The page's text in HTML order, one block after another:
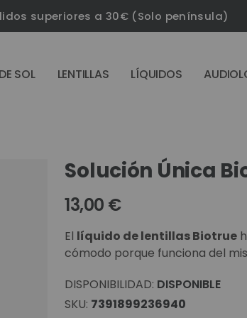
superiores a 30€ (Solo península)
SOL LENTILLAS LÍQUIDOS
Solución Única
13,00 €
El líquido de lentillas Biotrue
cómodo porque funciona del
DISPONIBILIDAD: DISPONIBLE
SKU 7391899236940